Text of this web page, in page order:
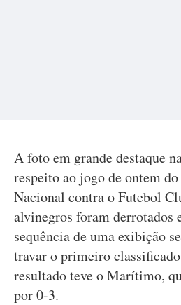
A foto em grande destaque
respeito ao jogo de ontem
Nacional contra o Futebol
alvinegros foram derrotados
sequência de uma exibição
travar o primeiro
resultado teve o Marítimo,
por 0-3.